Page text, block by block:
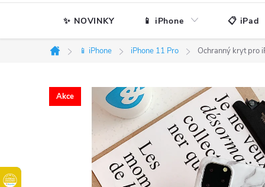
✨ NOVINKY 📱 iPhone 📋 iPad
Domů
📱 iPhone iPhone 11 Pro Ochranný kryt pro
Akce